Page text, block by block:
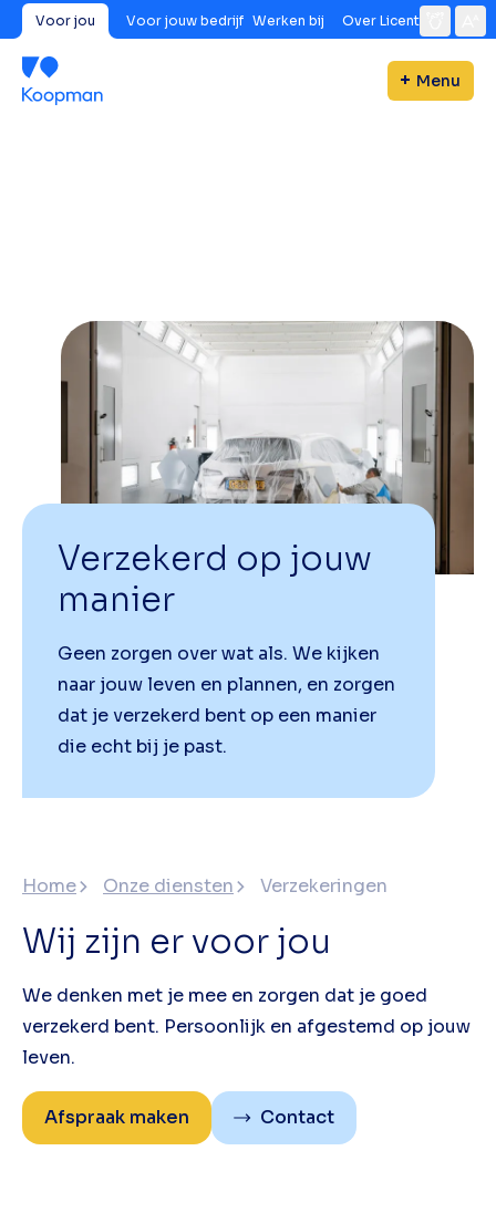
Voor jou Voor jouw bedrijf Werken bij Over Licent
Menu
Verzekerd op jouw
manier
Geen zorgen over wat als. We kijken
naar jouw leven en plannen, en zorgen
dat je verzekerd bent op een manier
die echt bij je past.
Home Onze diensten Verzekeringen
Wij zijn er voor jou
We denken met je mee en zorgen dat je goed
verzekerd bent. Persoonlijk en afgestemd op jouw
leven.
Afspraak maken Contact